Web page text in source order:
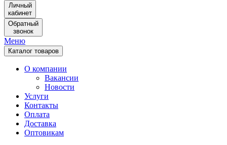
Личный
кабинет
Обратный
звонок
Меню
Каталог товаров
О компании
Вакансии
Новости
Услуги
Контакты
Оплата
Доставка
Оптовикам